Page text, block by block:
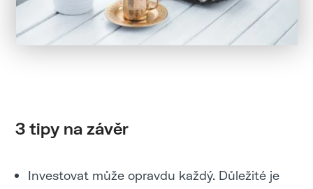
3 tipy na závěr
Investovat může opravdu každý. Důležité je